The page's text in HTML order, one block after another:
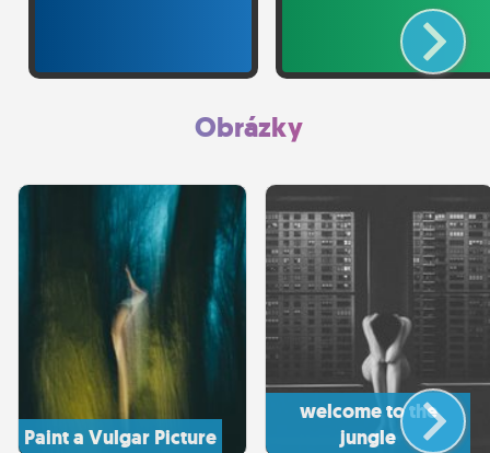
Obrázky
Paint a Vulgar Picture
welcome to the
jungle